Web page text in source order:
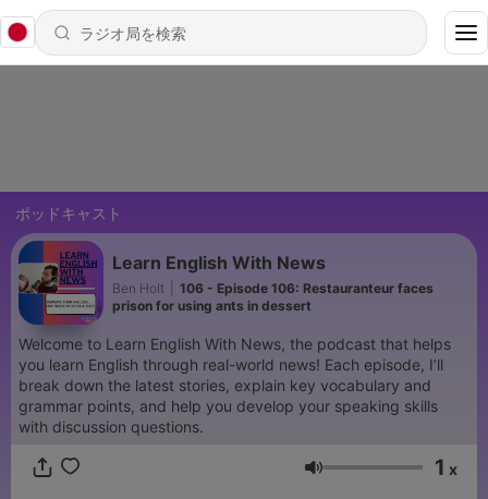
ポッドキャスト
Learn English With News
Ben Holt
106 - Episode 106: Restauranteur faces
prison for using ants in dessert
Welcome to Learn English With News, the podcast that helps
you learn English through real-world news! Each episode, I’ll
break down the latest stories, explain key vocabulary and
grammar points, and help you develop your speaking skills
with discussion questions.
音量 1 x